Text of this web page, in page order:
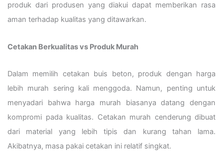
produk dari produsen yang diakui dapat memberikan rasa
aman terhadap kualitas yang ditawarkan.
Cetakan Berkualitas vs Produk Murah
Dalam memilih cetakan buis beton, produk dengan harga
lebih murah sering kali menggoda. Namun, penting untuk
menyadari bahwa harga murah biasanya datang dengan
kompromi pada kualitas. Cetakan murah cenderung dibuat
dari material yang lebih tipis dan kurang tahan lama.
Akibatnya, masa pakai cetakan ini relatif singkat.